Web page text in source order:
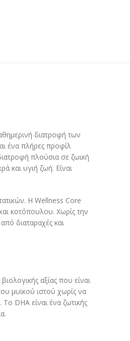
διατροφή των
ένα πλήρες προφίλ
πλούσια σε ζωική
και υγιή ζωή. Είναι
Η Wellness Core
κοτόπουλου. Χωρίς την
διαταραχές και
αξίας που είναι
μυϊκού ιστού χωρίς να
DHA είναι ένα ζωτικής